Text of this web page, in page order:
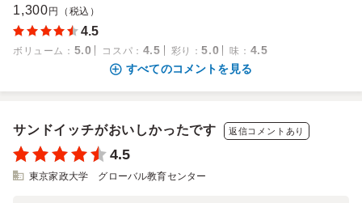
1,300 円（税込）
4.5
ボリューム ： 5.0 コスパ ： 4.5 彩り ：5.0 味 ： 4.5
すべてのコメントを見る
サンドイッチがおいしかったです 返信コメントあり
4.5
東京家政大学 グローバル教育センター